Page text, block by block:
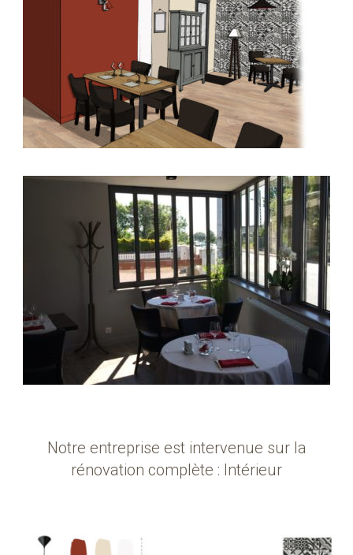
Notre entreprise est intervenue sur la
rénovation complète : Intérieur